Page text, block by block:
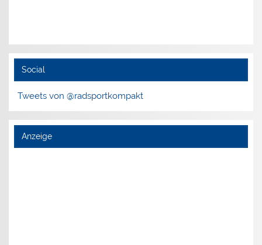
Social
Tweets von @radsportkompakt
Anzeige